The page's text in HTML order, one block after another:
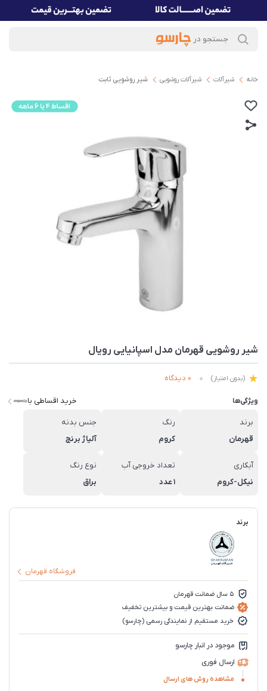
خانه شیرآلات شیرآلات روشویی شیر روشویی ثابت
شیر روشویی قهرمان مدل اسپانیایی رویال
(بدون امتیاز) 0 دیدگاه
ویژگی‌ها خرید اقساطی با
برند
قهرمان
رنگ
کروم
جنس بدنه
آلیاژ برنج
آبکاری
نیکل-کروم
تعداد خروجی آب
1 عدد
نوع رنگ
براق
برند
فروشگاه قهرمان
5 سال ضمانت قهرمان
ضمانت بهترین قیمت و بیشترین تخفیف
خرید مستقیم از نمایندگی رسمی (چارسو)
موجود در انبار چارسو
ارسال فوری
مشاهده روش های ارسال